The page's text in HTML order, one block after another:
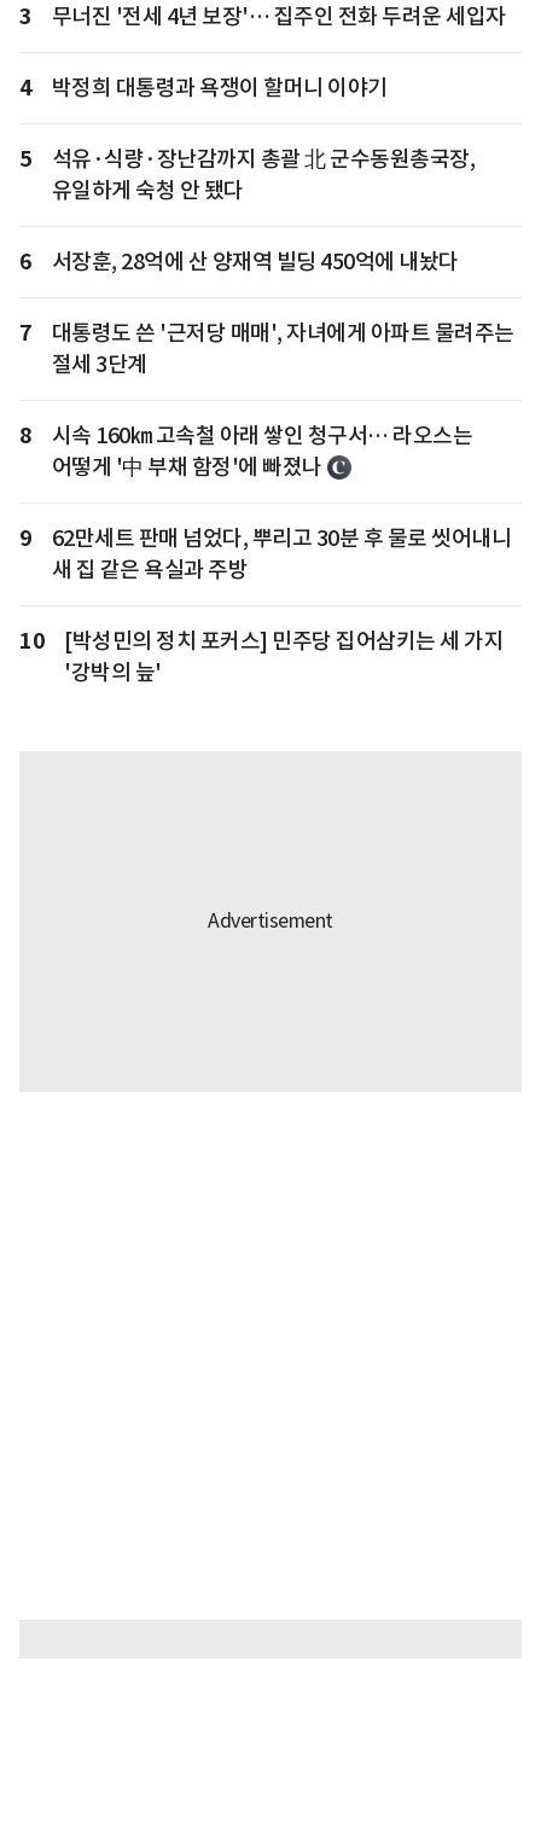
3 무너진 '전세 4년 보장'… 집주인 전화 두려운 세입자
4 박정희 대통령과 욕쟁이 할머니 이야기
5
석유·식량·장난감까지 총괄 北 군수동원총국장,
유일하게 숙청 안 됐다
6 서장훈, 28억에 산 양재역 빌딩 450억에 내놨다
7
대통령도 쓴 '근저당 매매', 자녀에게 아파트 물려주는
절세 3단계
8
시속 160㎞ 고속철 아래 쌓인 청구서… 라오스는
어떻게 '中 부채 함정'에 빠졌나
9
62만세트 판매 넘었다, 뿌리고 30분 후 물로 씻어내니
새 집 같은 욕실과 주방
10
[박성민의 정치 포커스] 민주당 집어삼키는 세 가지
'강박의 늪'